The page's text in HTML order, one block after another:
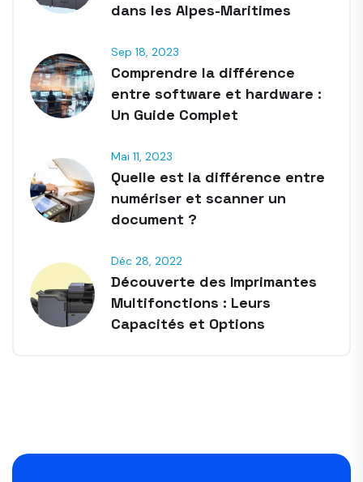
dans les Alpes-Maritimes
Sep 18, 2023
Comprendre la différence
entre software et hardware :
Un Guide Complet
Mai 11, 2023
Quelle est la différence entre
numériser et scanner un
document ?
Déc 28, 2022
Découverte des Imprimantes
Multifonctions : Leurs
Capacités et Options